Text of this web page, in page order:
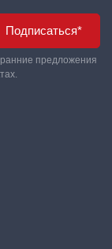
Подписаться*
предложения